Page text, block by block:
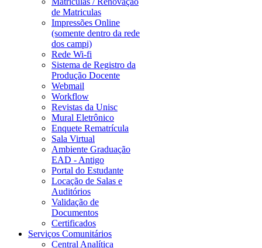
de Matriculas
Impressões Online
(somente dentro da rede
dos campi)
Rede Wi-fi
Sistema de Registro da
Produção Docente
Webmail
Workflow
Revistas da Unisc
Mural Eletrônico
Enquete Rematrícula
Sala Virtual
Ambiente Graduação
EAD - Antigo
Portal do Estudante
Locação de Salas e
Auditórios
Validação de
Documentos
Certificados
Serviços Comunitários
Central Analítica